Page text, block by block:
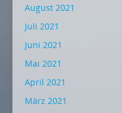
August 2021
Juli 2021
Juni 2021
Mai 2021
April 2021
März 2021